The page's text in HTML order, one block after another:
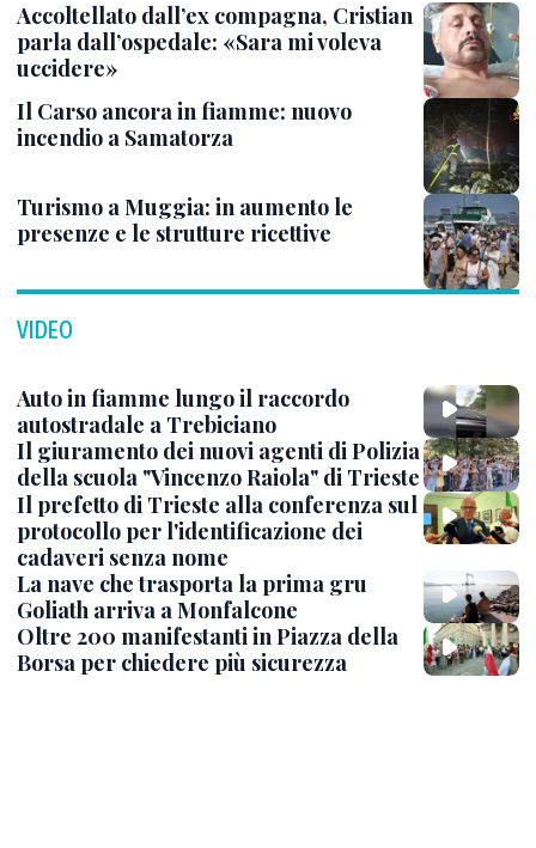
Accoltellato dall’ex compagna, Cristian
parla dall’ospedale: «Sara mi voleva
uccidere»
Il Carso ancora in fiamme: nuovo
incendio a Samatorza
Turismo a Muggia: in aumento le
presenze e le strutture ricettive
VIDEO
Auto in fiamme lungo il raccordo
autostradale a Trebiciano
Il giuramento dei nuovi agenti di Polizia
della scuola "Vincenzo Raiola" di Trieste
Il prefetto di Trieste alla conferenza sul
protocollo per l'identificazione dei
cadaveri senza nome
La nave che trasporta la prima gru
Goliath arriva a Monfalcone
Oltre 200 manifestanti in Piazza della
Borsa per chiedere più sicurezza